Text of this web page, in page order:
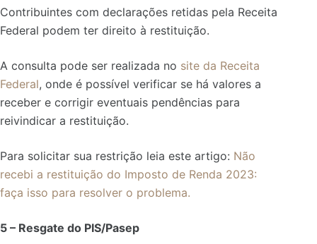
Contribuintes com declarações retidas pela Receita
Federal podem ter direito à restituição.
A consulta pode ser realizada no site da Receita
Federal, onde é possível verificar se há valores a
receber e corrigir eventuais pendências para
reivindicar a restituição.
Para solicitar sua restrição leia este artigo: Não
recebi a restituição do Imposto de Renda 2023:
faça isso para resolver o problema.
5 – Resgate do PIS/Pasep